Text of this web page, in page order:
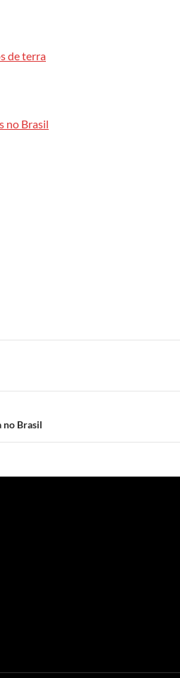
de terra
no Brasil
no Brasil